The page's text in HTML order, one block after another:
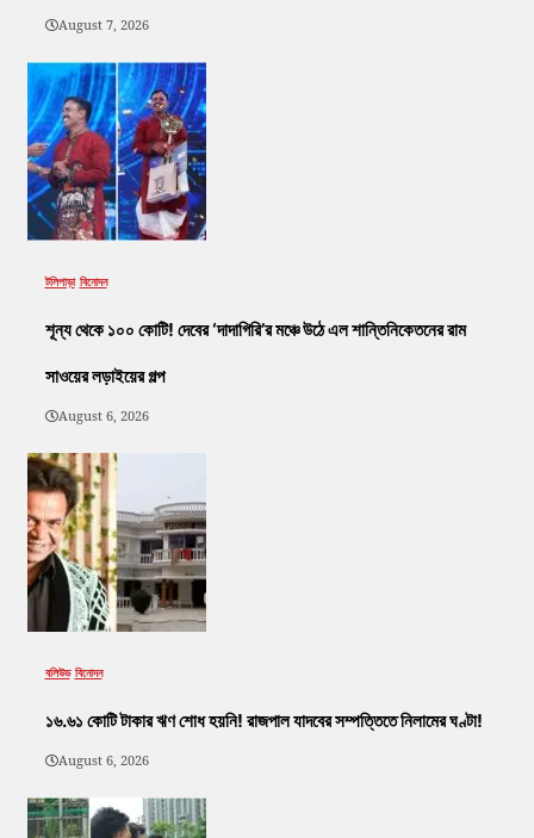
August 7, 2026
টলিপাড়া বিনোদন
শূন্য থেকে ১০০ কোটি! দেবের ‘দাদাগিরি’র মঞ্চে উঠে এল শান্তিনিকেতনের রাম
সাওয়ের লড়াইয়ের গল্প
August 6, 2026
বলিউড বিনোদন
১৬.৬১ কোটি টাকার ঋণ শোধ হয়নি! রাজপাল যাদবের সম্পত্তিতে নিলামের ঘণ্টা!
August 6, 2026